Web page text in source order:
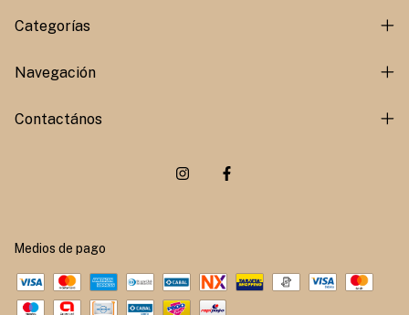
Categorías
Navegación
Contactános
Medios de pago